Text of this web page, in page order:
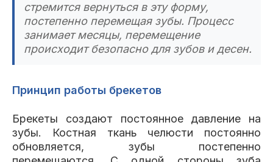
стремится вернуться в эту форму,
постепенно перемещая зубы. Процесс
занимает месяцы, перемещение
происходит безопасно для зубов и десен.
Принцип работы брекетов
Брекеты создают постоянное давление на
зубы. Костная ткань челюсти постоянно
обновляется, зубы постепенно